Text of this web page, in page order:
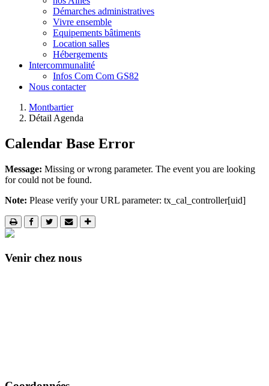
Démarches administratives
Vivre ensemble
Equipements bâtiments
Location salles
Hébergements
Intercommunalité
Infos Com Com GS82
Nous contacter
Montbartier
Détail Agenda
Calendar Base Error
Message: Missing or wrong parameter. The event you are looking
for could not be found.
Note: Please verify your URL parameter: tx_cal_controller[uid]
Venir chez nous